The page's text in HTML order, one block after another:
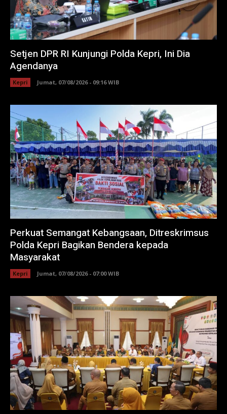
Setjen DPR RI Kunjungi Polda Kepri, Ini Dia
Agendanya
Kepri Jumat, 07/08/2026 - 09:16 WIB
Perkuat Semangat Kebangsaan, Ditreskrimsus
Polda Kepri Bagikan Bendera kepada
Masyarakat
Kepri Jumat, 07/08/2026 - 07:00 WIB